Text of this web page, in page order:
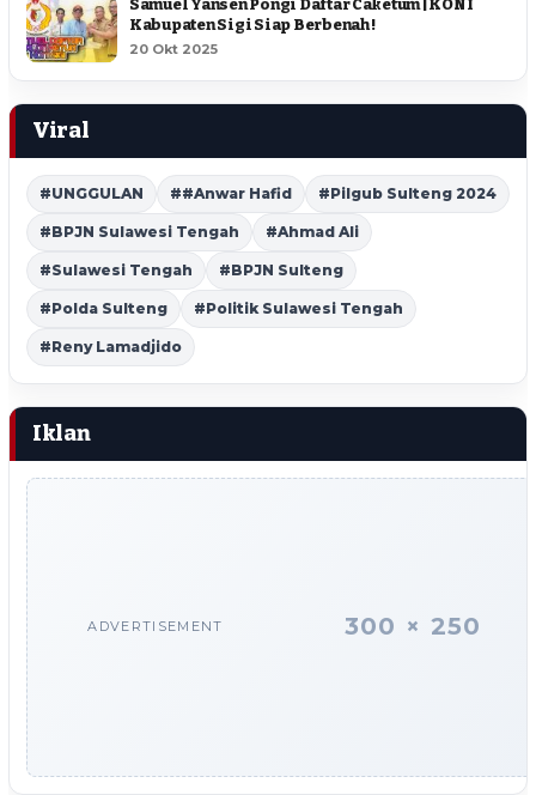
Samuel Yansen Pongi Daftar Caketum | KONI
Kabupaten Sigi Siap Berbenah !
20 Okt 2025
Viral
#UNGGULAN ##Anwar Hafid #Pilgub Sulteng 2024
#BPJN Sulawesi Tengah #Ahmad Ali
#Sulawesi Tengah #BPJN Sulteng
#Polda Sulteng #Politik Sulawesi Tengah
#Reny Lamadjido
Iklan
ADVERTISEMENT 300 × 250